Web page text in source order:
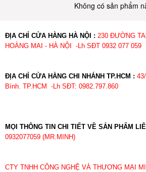
Không có sản phẩm
ĐỊA CHỈ CỬA HÀNG HÀ NỘI : 230 ĐƯỜNG
HOÀNG MAI - HÀ NỘI -Lh SĐT 0932 077 059
ĐỊA CHỈ CỬA HÀNG CHI NHÁNH TP.HCM :
Bình. TP.HCM -Lh SĐT:
MỌI THÔNG TIN CHI TIẾT VỀ SẢN PHẨM
0932077059 (MR.MINH)
CTY TNHH CÔNG NGHỆ VÀ THƯƠNG MẠI